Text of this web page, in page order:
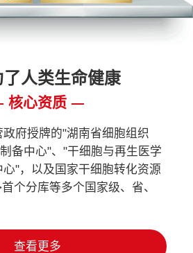
了人类生命健康
核心资质
府授牌的"湖南省细胞组织
备中心"、"干细胞与再生医学
"，以及国家干细胞转化资源
个分库等多个国家级、省、
查看更多